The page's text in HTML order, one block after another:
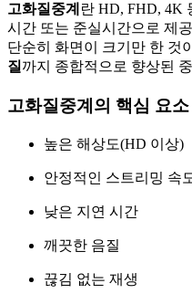
고화질중계 란 HD, FHD, 4K
시간 또는 준실시간으로 제
단순히 화면이 크기만 한 것
질 까지 종합적으로 향상된
고화질중계의 핵심 요소
높은 해상도(HD 이상)
안정적인 스트리밍 속
낮은 지연 시간
깨끗한 음질
끊김 없는 재생